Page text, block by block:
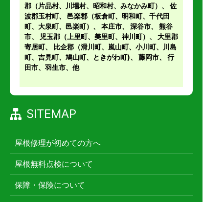
郡（片品村、川場村、昭和村、みなかみ町） 、 佐
波郡玉村町、 邑楽郡（板倉町、明和町、千代田
町、大泉町、邑楽町） 、 本庄市、 深谷市、 熊谷
市、 児玉郡（上里町、美里町、神川町） 、 大里郡
寄居町、
比企郡（滑川町、嵐山町、小川町、川島
町、吉見町、鳩山町、ときがわ町)、 藤岡市、 行
田市、羽生市、他
SITEMAP
屋根修理が初めての方へ
屋根無料点検について
保障・保険について